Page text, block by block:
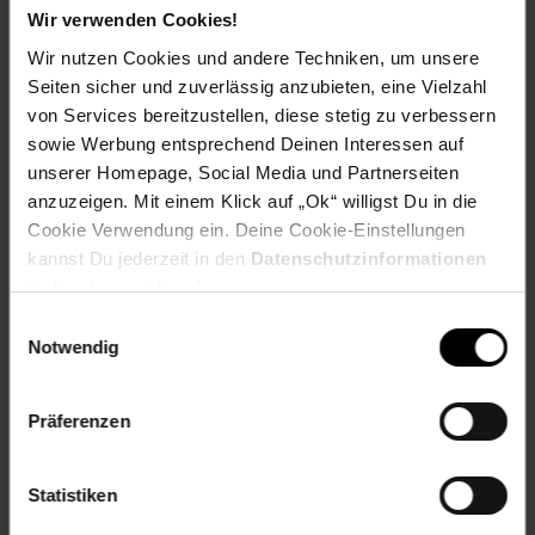
Wir verwenden Cookies!
Wir nutzen Cookies und andere Techniken, um unsere
Seiten sicher und zuverlässig anzubieten, eine Vielzahl
von Services bereitzustellen, diese stetig zu verbessern
sowie Werbung entsprechend Deinen Interessen auf
unserer Homepage, Social Media und Partnerseiten
anzuzeigen. Mit einem Klick auf „Ok“ willigst Du in die
Cookie Verwendung ein. Deine Cookie-Einstellungen
kannst Du jederzeit in den Datenschutzinformationen
ändern bzw. widerrufen.
Notwendig
Präferenzen
Statistiken
Gewicht
Gewicht: ca. 5,5 kg
Artikelnummer: 1932886000
EAN: 9120039233079
Artikel gehört zur Kategorie:Kompressoren &
Druckluftgeräte
Bewertungen
Versandinformationen
Herstellerinformationen